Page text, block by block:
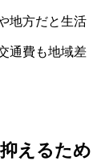
地方だと生活
通費も地域差
えるため